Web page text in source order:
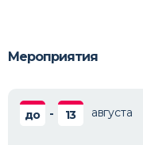
Мероприятия
до - 13 августа